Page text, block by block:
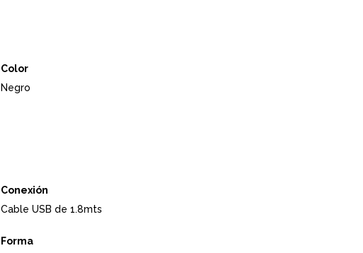
Color
Negro
Conexión
Cable USB de 1.8mts
Forma